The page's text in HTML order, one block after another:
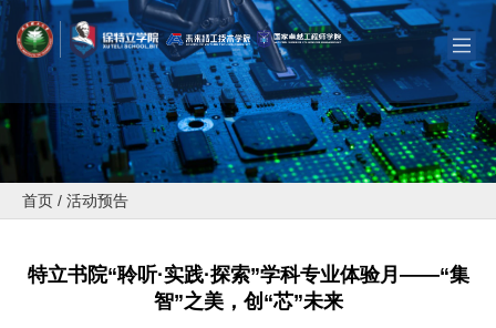
首页 / 活动预告
特立书院“聆听·实践·探索”学科专业体验月——“集
智”之美，创“芯”未来